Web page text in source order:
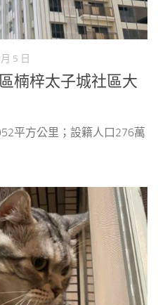
5 日
楠梓太子城社區大
平方公里；設籍人口276萬